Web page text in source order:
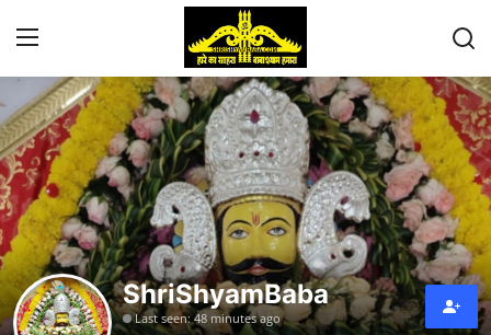
About Us
Mandir Nirmaan Seva
Shri Shyam Baba Mahima
Shyam Shringar SevaShriShyamBaba
Last seen: 48 minutes ago